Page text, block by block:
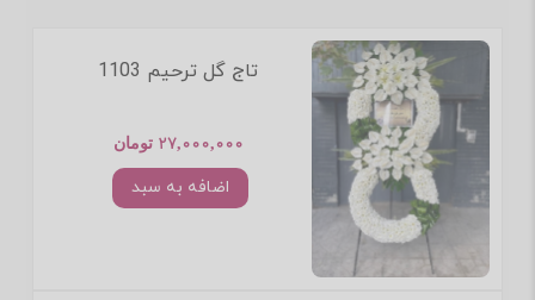
تاج گل ترحیم 1103
27,000,000 تومان
اضافه به سبد